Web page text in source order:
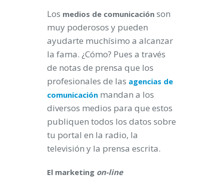
Los medios de comunicación son
muy poderosos y pueden
ayudarte muchísimo a alcanzar
la fama. ¿Cómo? Pues a través
de notas de prensa que los
profesionales de las agencias de
comunicación mandan a los
diversos medios para que estos
publiquen todos los datos sobre
tu portal en la radio, la
televisión y la prensa escrita.
El marketing on-line